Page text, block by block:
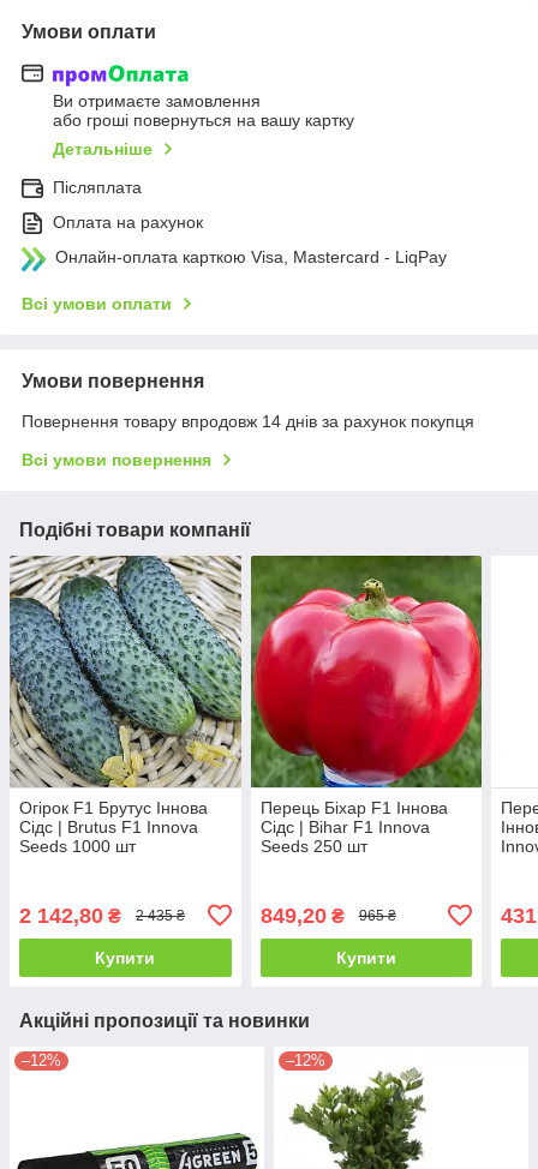
Умови оплати
Ви отримаєте замовлення
або гроші повернуться на вашу картку
Детальніше
Післяплата
Оплата на рахунок
Онлайн-оплата карткою Visa, Mastercard - LiqPay
Всі умови оплати
Умови повернення
Повернення товару впродовж 14 днів за рахунок покупця
Всі умови повернення
Подібні товари компанії
Огірок F1 Брутус Іннова
Сідс | Brutus F1 Innova
Seeds 1000 шт
2 142,80 ₴ 2 435 ₴
Купити
Перець Біхар F1 Іннова
Сідс | Bihar F1 Innova
Seeds 250 шт
849,20₴ 965 ₴
Купити
Акційні пропозиції та новинки
–12% –12%